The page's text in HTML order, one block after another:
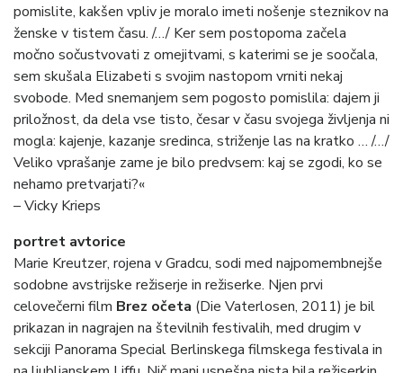
pomislite, kakšen vpliv je moralo imeti nošenje steznikov na
ženske v tistem času. /…/ Ker sem postopoma začela
močno sočustvovati z omejitvami, s katerimi se je soočala,
sem skušala Elizabeti s svojim nastopom vrniti nekaj
svobode. Med snemanjem sem pogosto pomislila: dajem ji
priložnost, da dela vse tisto, česar v času svojega življenja ni
mogla: kajenje, kazanje sredinca, striženje las na kratko … /…/
Veliko vprašanje zame je bilo predvsem: kaj se zgodi, ko se
nehamo pretvarjati?«
– Vicky Krieps
portret avtorice
Marie Kreutzer, rojena v Gradcu, sodi med najpomembnejše
sodobne avstrijske režiserje in režiserke. Njen prvi
celovečerni film Brez očeta (Die Vaterlosen, 2011) je bil
prikazan in nagrajen na številnih festivalih, med drugim v
sekciji Panorama Special Berlinskega filmskega festivala in